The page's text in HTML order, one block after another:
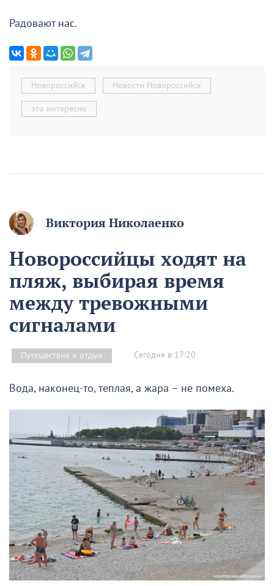
Радовают нас.
Новороссийск Новости Новороссийск
это интересно
Виктория Николаенко
Новороссийцы ходят на
пляж, выбирая время
между тревожными
сигналами
Путешествия и отдых Сегодня в 17:20
Вода, наконец-то, теплая, а жара – не помеха.